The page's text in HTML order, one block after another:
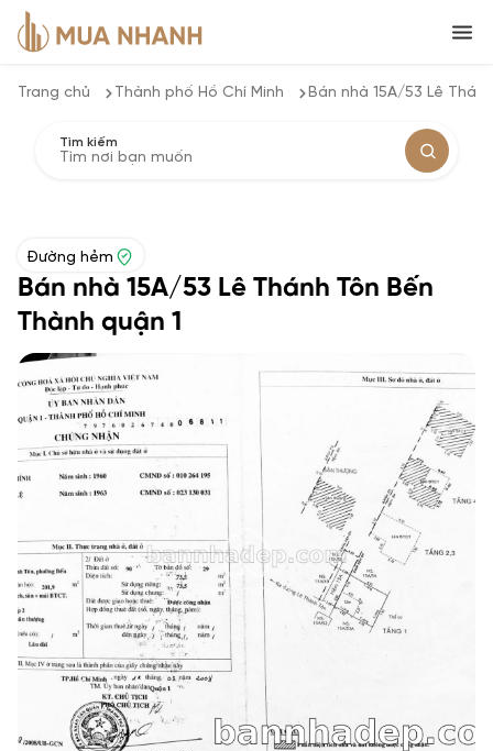
Trang chủ Thành phố Hồ Chí Minh Bán nhà 15A/53 Lê
Tìm kiếm
Đường hẻm
Bán nhà 15A/53 Lê Thánh Tôn Bến
Thành quận 1